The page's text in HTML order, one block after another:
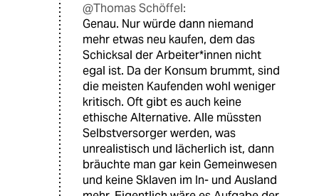
@Thomas Schöffel:
Genau. Nur würde dann niemand
mehr etwas neu kaufen, dem das
Schicksal der Arbeiter*innen nicht
egal ist. Da der Konsum brummt, sind
die meisten Kaufenden wohl weniger
kritisch. Oft gibt es auch keine
ethische Alternative. Alle müssten
Selbstversorger werden, was
unrealistisch und lächerlich ist, dann
bräuchte man gar kein Gemeinwesen
und keine Sklaven im In- und Ausland